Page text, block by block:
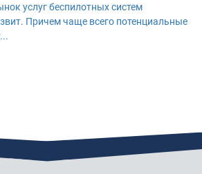
услуг беспилотных систем
Причем чаще всего потенциальные
: неохотно соглашусь с